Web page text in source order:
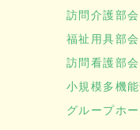
訪問介護部会
福祉用具部会
訪問看護部会
小規模多機
グループホ